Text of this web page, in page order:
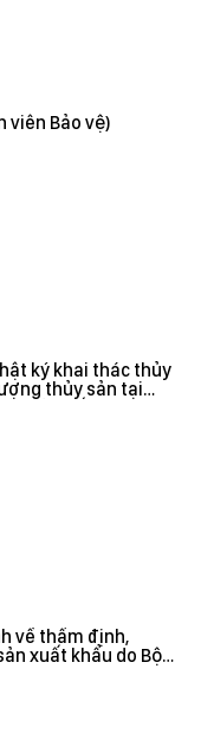
viên Bảo vệ)
ký khai thác thủy
thủy sản tại
về thẩm định,
xuất khẩu do Bộ